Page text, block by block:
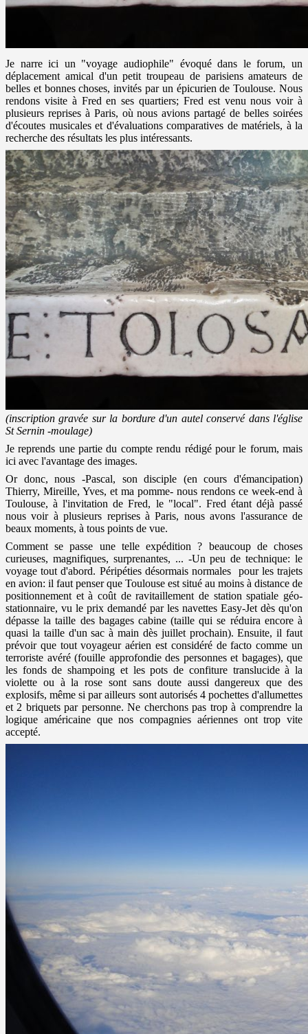
Je narre ici un "voyage audiophile" évoqué dans le forum, un
déplacement amical d'un petit troupeau de parisiens amateurs de
belles et bonnes choses, invités par un épicurien de Toulouse. Nous
rendons visite à Fred en ses quartiers; Fred est venu nous voir à
plusieurs reprises à Paris, où nous avions partagé de belles soirées
d'écoutes musicales et d'évaluations comparatives de matériels, à la
recherche des résultats les plus intéressants.
(inscription gravée sur la bordure d'un autel conservé dans l'église
St Sernin -moulage)
Je reprends une partie du compte rendu rédigé pour le forum, mais
ici avec l'avantage des images.
Or donc, nous -Pascal, son disciple (en cours d'émancipation)
Thierry, Mireille, Yves, et ma pomme- nous rendons ce week-end à
Toulouse, à l'invitation de Fred, le "local". Fred étant déjà passé
nous voir à plusieurs reprises à Paris, nous avons l'assurance de
beaux moments, à tous points de vue.
Comment se passe une telle expédition ? beaucoup de choses
curieuses, magnifiques, surprenantes, ... -Un peu de technique: le
voyage tout d'abord. Péripéties désormais normales pour les trajets
en avion: il faut penser que Toulouse est situé au moins à distance de
positionnement et à coût de ravitaillement de station spatiale géo-
stationnaire, vu le prix demandé par les navettes Easy-Jet dès qu'on
dépasse la taille des bagages cabine (taille qui se réduira encore à
quasi la taille d'un sac à main dès juillet prochain). Ensuite, il faut
prévoir que tout voyageur aérien est considéré de facto comme un
terroriste avéré (fouille approfondie des personnes et bagages), que
les fonds de shampoing et les pots de confiture translucide à la
violette ou à la rose sont sans doute aussi dangereux que des
explosifs, même si par ailleurs sont autorisés 4 pochettes d'allumettes
et 2 briquets par personne. Ne cherchons pas trop à comprendre la
logique américaine que nos compagnies aériennes ont trop vite
accepté.